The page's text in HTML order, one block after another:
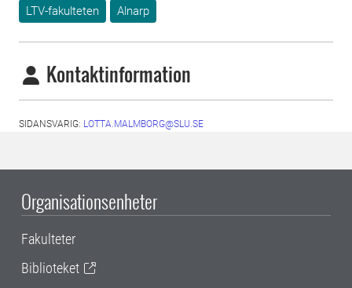
LTV-fakulteten
Alnarp
Kontaktinformation
SIDANSVARIG: LOTTA.MALMBORG@SLU.SE
Organisationsenheter
Fakulteter
Biblioteket